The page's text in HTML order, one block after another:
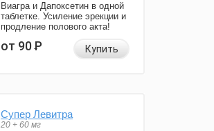
Виагра и Дапоксетин в одной
таблетке. Усиление эрекции и
продление полового акта!
от 90Р Купить
Супер Левитра
20 + 60 мг